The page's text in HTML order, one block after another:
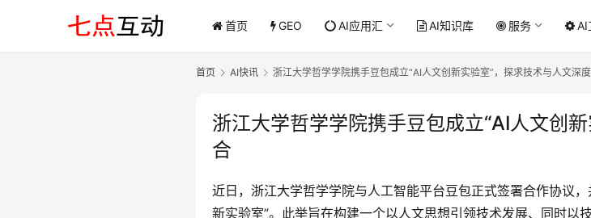
首页 GEO AI应用汇 AI知识库 服务 AI
首页 AI快讯 浙江大学哲学学院携手豆包成立“AI人文创新实验室”，探求技术与人文深
浙江大学哲学学院携手豆包成立“AI人文创
合
近日，浙江大学哲学学院与人工智能平台豆包正式签署合作协议
新实验室”。此举旨在构建一个以人文思想引领技术发展、同时以